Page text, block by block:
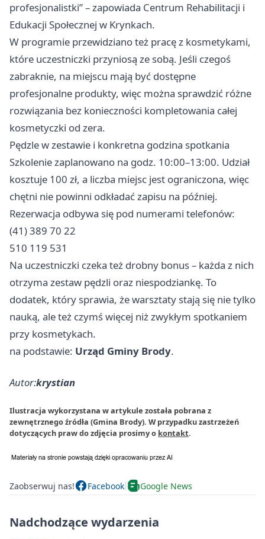
profesjonalistki” – zapowiada Centrum Rehabilitacji i
Edukacji Społecznej w Krynkach.
W programie przewidziano też pracę z kosmetykami,
które uczestniczki przyniosą ze sobą. Jeśli czegoś
zabraknie, na miejscu mają być dostępne
profesjonalne produkty, więc można sprawdzić różne
rozwiązania bez konieczności kompletowania całej
kosmetyczki od zera.
Pędzle w zestawie i konkretna godzina spotkania
Szkolenie zaplanowano na godz. 10:00–13:00. Udział
kosztuje 100 zł, a liczba miejsc jest ograniczona, więc
chętni nie powinni odkładać zapisu na później.
Rezerwacja odbywa się pod numerami telefonów:
(41) 389 70 22
510 119 531
Na uczestniczki czeka też drobny bonus – każda z nich
otrzyma zestaw pędzli oraz niespodziankę. To
dodatek, który sprawia, że warsztaty stają się nie tylko
nauką, ale też czymś więcej niż zwykłym spotkaniem
przy kosmetykach.
na podstawie: Urząd Gminy Brody.
Autor:krystian
Ilustracja wykorzystana w artykule została pobrana z
zewnętrznego źródła (Gmina Brody). W przypadku zastrzeżeń
dotyczących praw do zdjęcia prosimy o kontakt.
Zaobserwuj nas! Facebook Google News
Nadchodzące wydarzenia